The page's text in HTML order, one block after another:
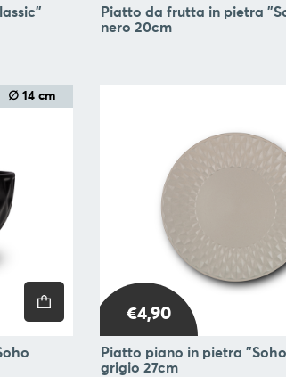
Piatto da frutta in pietra
nero 20cm
∅ 14 cm
€4,90
Piatto piano in pietra
grigio 27cm